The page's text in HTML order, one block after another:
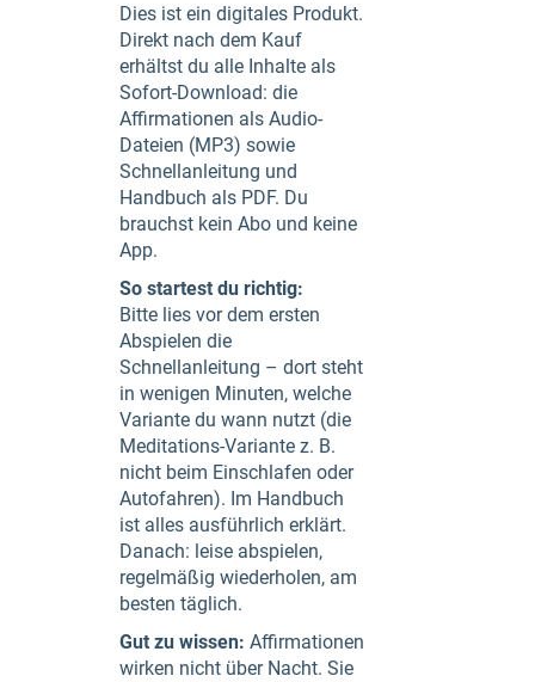
Dies ist ein digitales Produkt.
Direkt nach dem Kauf
erhältst du alle Inhalte als
Sofort-Download: die
Affirmationen als Audio-
Dateien (MP3) sowie
Schnellanleitung und
Handbuch als PDF. Du
brauchst kein Abo und keine
App.
So startest du richtig:
Bitte lies vor dem ersten
Abspielen die
Schnellanleitung – dort steht
in wenigen Minuten, welche
Variante du wann nutzt (die
Meditations-Variante z. B.
nicht beim Einschlafen oder
Autofahren). Im Handbuch
ist alles ausführlich erklärt.
Danach: leise abspielen,
regelmäßig wiederholen, am
besten täglich.
Gut zu wissen: Affirmationen
wirken nicht über Nacht. Sie